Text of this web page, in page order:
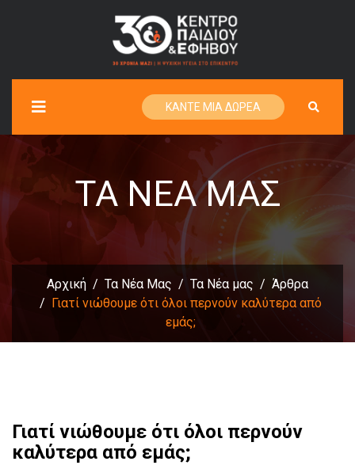
ΚΑΝΤΕ ΜΙΑ ΔΩΡΕΑ
ΤΑ ΝΈΑ ΜΑΣ
Αρχική Τα Νέα Μας Τα Νέα μας
Άρθρα
Γιατί νιώθουμε ότι όλοι περνούν καλύτερα από
εμάς;
Γιατί νιώθουμε ότι όλοι περνούν
καλύτερα από εμάς;